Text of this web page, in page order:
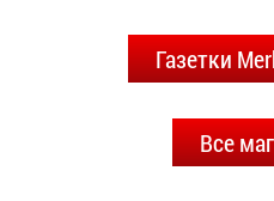
Газетки
Все